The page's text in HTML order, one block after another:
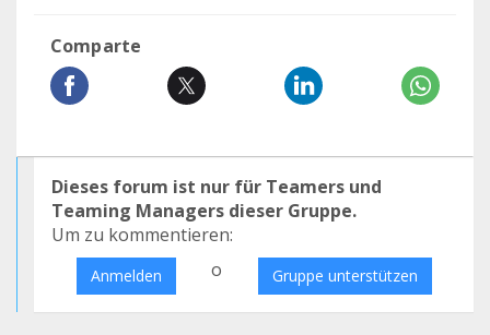
Comparte
Dieses forum ist nur für Teamers und
Teaming Managers dieser Gruppe.
Um zu kommentieren:
Anmelden o Gruppe unterstützen